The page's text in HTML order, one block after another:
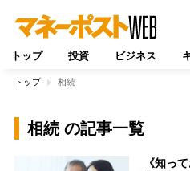
トップ 投資 ビジネス
トップ 相続
相続 の記事一覧
《知っ